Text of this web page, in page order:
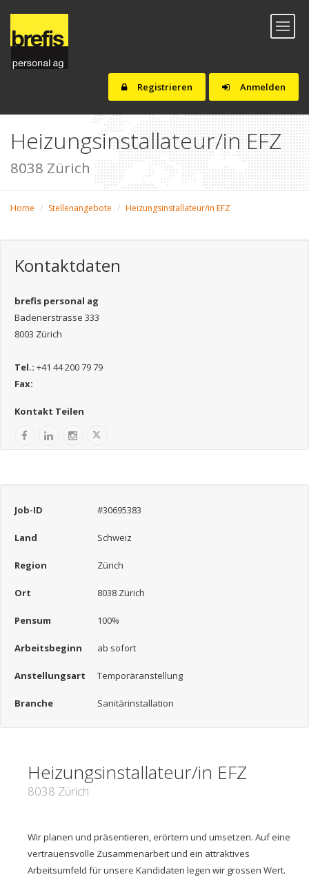
Anmelden
Registrieren
Toggle
Heizungsinstallateur/in EFZ
8038 Zürich
Home Stellenangebote Heizungsinstallateur/in EFZ
Kontaktdaten
brefis personal ag
Badenerstrasse 333
8003 Zürich
Tel.: +41 44 200 79 79
Fax:
Kontakt Teilen
Job-ID #30695383
Land Schweiz
Region Zürich
Ort 8038 Zürich
Pensum 100%
Arbeitsbeginn ab sofort
Anstellungsart Temporäranstellung
Branche Sanitärinstallation
Heizungsinstallateur/in EFZ
8038 Zürich
Wir planen und präsentieren, erörtern und umsetzen. Auf eine
vertrauensvolle Zusammenarbeit und ein attraktives
Arbeitsumfeld für unsere Kandidaten legen wir grossen Wert.